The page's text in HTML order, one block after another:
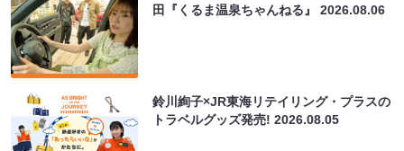
田『くるま温泉ちゃんねる』2026.08.06
鈴川絢子×JR東海リテイリング・プラスの
トラベルグッズ発売!2026.08.05